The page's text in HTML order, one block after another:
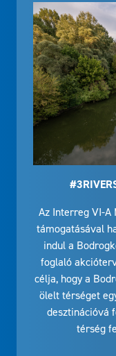
Az Interreg VI-A
támogatásával
indul a
foglaló
célja, hogy a
ölelt térséget
desztinációvá
térség